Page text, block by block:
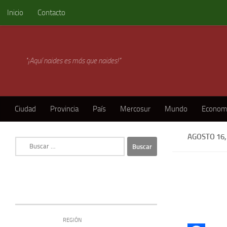
Skip to content
Inicio Contacto
"¡Aquí naides es más que naides!"
Ciudad Provincia País Mercosur Mundo
AGOSTO
REGIÓN